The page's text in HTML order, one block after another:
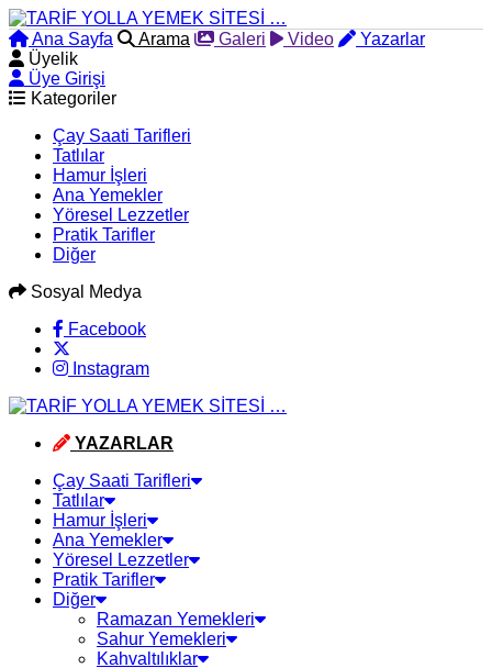
Ana Sayfa Arama Galeri Video
Yazarlar
Üyelik
Üye Girişi
Kategoriler
Çay Saati Tarifleri
Tatlılar
Hamur İşleri
Ana Yemekler
Yöresel Lezzetler
Pratik Tarifler
Diğer
Sosyal Medya
Facebook
Instagram
YAZARLAR
Çay Saati Tarifleri
Tatlılar
Hamur İşleri
Ana Yemekler
Yöresel Lezzetler
Pratik Tarifler
Diğer
Ramazan Yemekleri
Sahur Yemekleri
Kahvaltılıklar